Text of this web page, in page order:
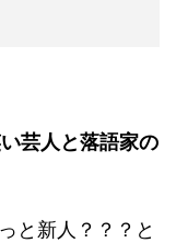
芸人と落語家の
と新人？？？と